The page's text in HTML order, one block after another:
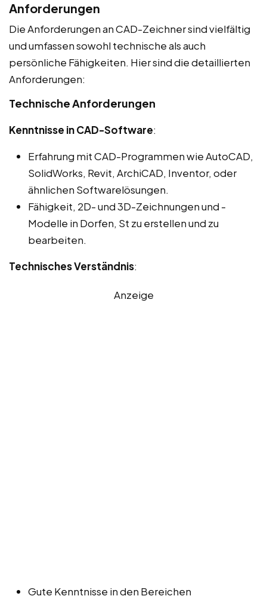
Anforderungen
Die Anforderungen an CAD-Zeichner sind vielfältig
und umfassen sowohl technische als auch
persönliche Fähigkeiten. Hier sind die detaillierten
Anforderungen:
Technische Anforderungen
Kenntnisse in CAD-Software:
Erfahrung mit CAD-Programmen wie AutoCAD,
SolidWorks, Revit, ArchiCAD, Inventor, oder
ähnlichen Softwarelösungen.
Fähigkeit, 2D- und 3D-Zeichnungen und -
Modelle in Dorfen, St zu erstellen und zu
bearbeiten.
Technisches Verständnis:
Anzeige
Gute Kenntnisse in den Bereichen